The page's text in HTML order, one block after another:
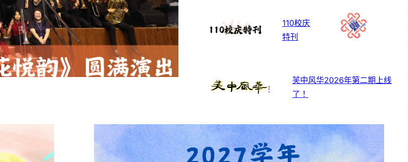
110校庆
特刊
芙中风华2026年第二期上线
了！